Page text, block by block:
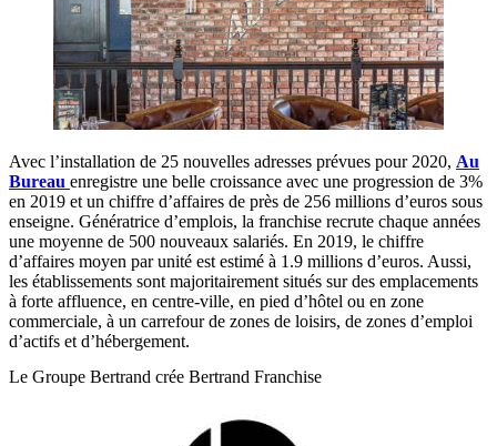
Avec l’installation de 25 nouvelles adresses prévues pour 2020, Au
Bureau enregistre une belle croissance avec une progression de 3%
en 2019 et un chiffre d’affaires de près de 256 millions d’euros sous
enseigne. Génératrice d’emplois, la franchise recrute chaque années
une moyenne de 500 nouveaux salariés. En 2019, le chiffre
d’affaires moyen par unité est estimé à 1.9 millions d’euros. Aussi,
les établissements sont majoritairement situés sur des emplacements
à forte affluence, en centre-ville, en pied d’hôtel ou en zone
commerciale, à un carrefour de zones de loisirs, de zones d’emploi
d’actifs et d’hébergement.
Le Groupe Bertrand crée Bertrand Franchise